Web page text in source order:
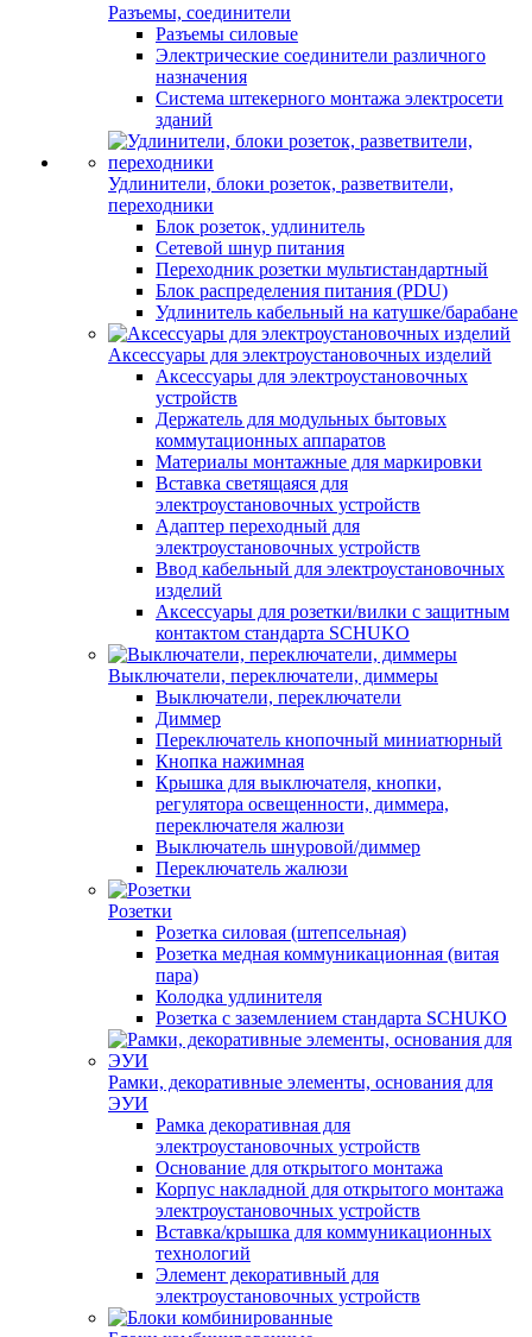
Разъемы, соединители
Разъемы силовые
Электрические соединители различного
назначения
Система штекерного монтажа электросети
зданий
Удлинители, блоки розеток, разветвители,
переходники
Блок розеток, удлинитель
Сетевой шнур питания
Переходник розетки мультистандартный
Блок распределения питания (PDU)
Удлинитель кабельный на катушке/барабане
Аксессуары для электроустановочных изделий
Аксессуары для электроустановочных
устройств
Держатель для модульных бытовых
коммутационных аппаратов
Материалы монтажные для маркировки
Вставка светящаяся для
электроустановочных устройств
Адаптер переходный для
электроустановочных устройств
Ввод кабельный для электроустановочных
изделий
Аксессуары для розетки/вилки с защитным
контактом стандарта SCHUKO
Выключатели, переключатели, диммеры
Выключатели, переключатели
Диммер
Переключатель кнопочный миниатюрный
Кнопка нажимная
Крышка для выключателя, кнопки,
регулятора освещенности, диммера,
переключателя жалюзи
Выключатель шнуровой/диммер
Переключатель жалюзи
Розетки
Розетка силовая (штепсельная)
Розетка медная коммуникационная (витая
пара)
Колодка удлинителя
Розетка с заземлением стандарта SCHUKO
Рамки, декоративные элементы, основания для
ЭУИ
Рамка декоративная для
электроустановочных устройств
Основание для открытого монтажа
Корпус накладной для открытого монтажа
электроустановочных устройств
Вставка/крышка для коммуникационных
технологий
Элемент декоративный для
электроустановочных устройств